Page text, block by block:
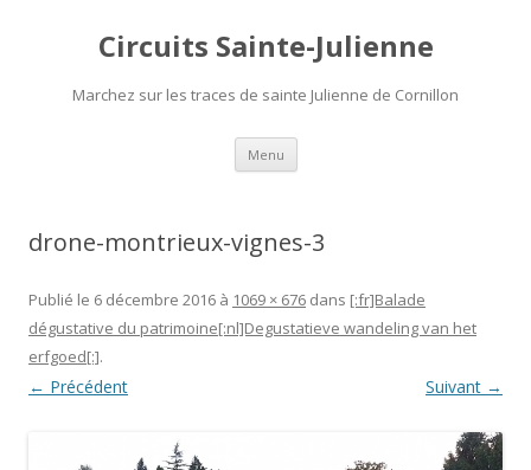
Circuits Sainte-Julienne
Marchez sur les traces de sainte Julienne de Cornillon
Menu Aller
contenu
drone-montrieux-vignes-3
Publié le 6 décembre 2016 à 1069 × 676 dans [:fr]Balade
dégustative du patrimoine[:nl]Degustatieve wandeling van het
erfgoed[:].
← Précédent Suivant →